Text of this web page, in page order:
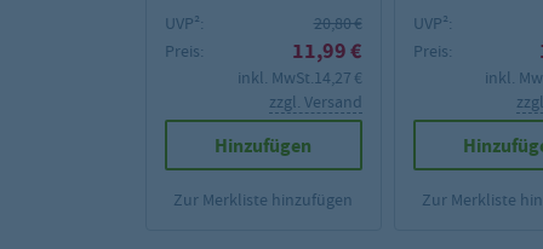
191
UVP²:
20,80 €
Preis:
11,99 €
inkl. MwSt.14,27 €
zzgl. Versand
Hinzufügen
Zur Merkliste hinzufügen
Griffmulde, Mod.
A-L
UVP²:
Preis:
inkl.
Zur Merkliste